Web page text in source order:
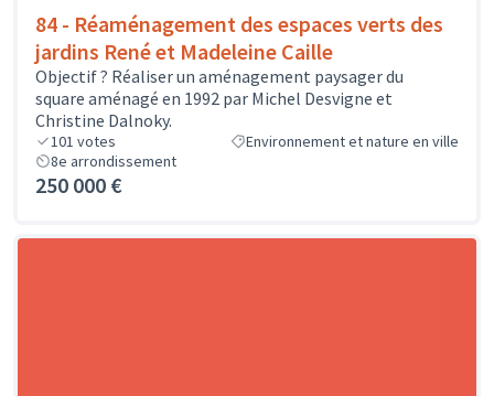
84 - Réaménagement des espaces verts des
jardins René et Madeleine Caille
Objectif ? Réaliser un aménagement paysager du
square aménagé en 1992 par Michel Desvigne et
Christine Dalnoky.
101 votes
Environnement et nature en ville
8e arrondissement
250 000 €